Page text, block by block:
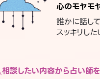
心のモヤモ
誰かに話して
スッキリし
相談したい内容から占い師